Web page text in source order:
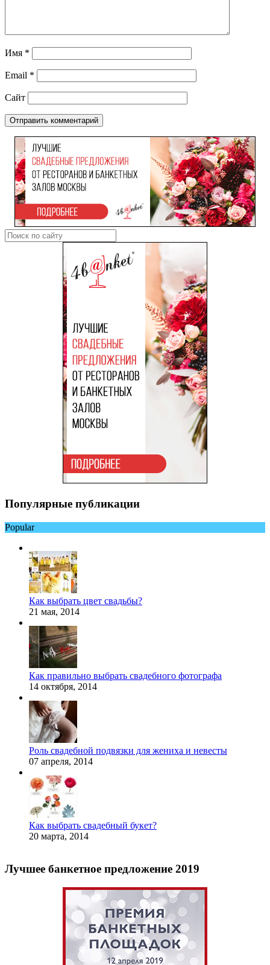
Имя *
Email *
Сайт
Популярные публикации
Popular
Как выбрать цвет свадьбы?
21 мая, 2014
Как правильно выбрать свадебного фотографа
14 октября, 2014
Роль свадебной подвязки для жениха и невесты
07 апреля, 2014
Как выбрать свадебный букет?
20 марта, 2014
Лучшее банкетное предложение 2019